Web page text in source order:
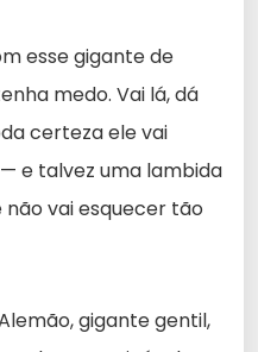
esse gigante de
medo. Vai lá, dá
certeza ele vai
e talvez uma lambida
vai esquecer tão
gigante gentil,